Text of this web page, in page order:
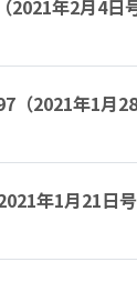
年2月4日
（2021年1月
年1月21日